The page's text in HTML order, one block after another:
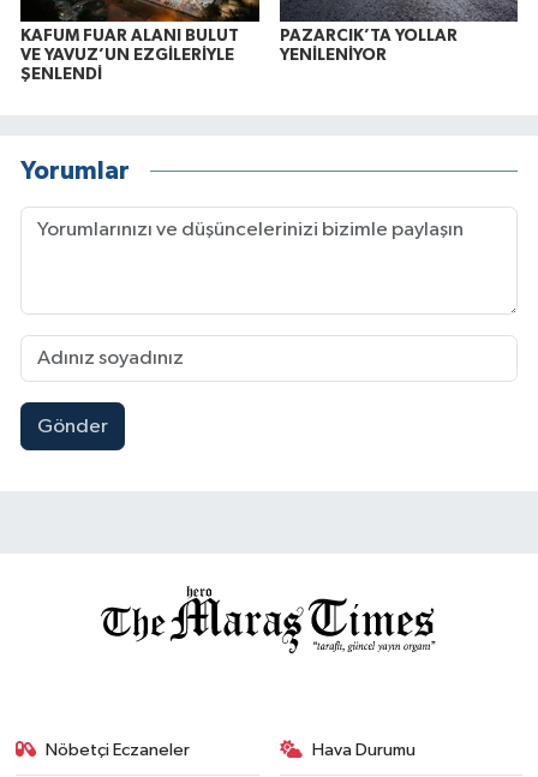
KAFUM FUAR ALANI BULUT
VE YAVUZ’UN EZGİLERİYLE
ŞENLENDİ
PAZARCIK’TA YOLLAR
YENİLENİYOR
Yorumlar
Gönder
Nöbetçi Eczaneler Hava Durumu